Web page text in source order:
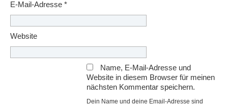
E-Mail-Adresse *
Website
Name, E-Mail-Adresse und
Website in diesem Browser für meinen
nächsten Kommentar speichern.
Dein Name und deine Email-Adresse sind